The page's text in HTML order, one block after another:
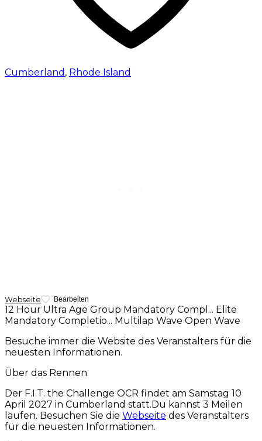
Cumberland , Rhode Island
Webseite Bearbeiten
12 Hour Ultra Age Group Mandatory Compl... Elite
Mandatory Completio... Multilap Wave Open Wave
Besuche immer die Website des Veranstalters für die
neuesten Informationen.
Über das Rennen
Der F.I.T. the Challenge OCR findet am Samstag 10
April 2027 in Cumberland statt.Du kannst 3 Meilen
laufen. Besuchen Sie die Webseite des Veranstalters
für die neuesten Informationen.